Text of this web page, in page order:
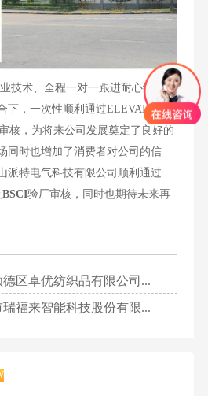
技术、全程一对一跟进耐心细致辅
下，一次性顺利通过ELEVATE
核，为将来公司发展奠定了良好的
同时也增加了消费者对公司的信
派特电气科技有限公司顺利通过
BSCI验厂审核，同时也期待未来再
区卓优纺织品有限公司...
福来智能科技股份有限...